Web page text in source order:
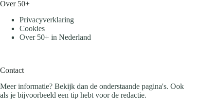
Over 50+
Privacyverklaring
Cookies
Over 50+ in Nederland
Contact
Meer informatie? Bekijk dan de onderstaande pagina's. Ook
als je bijvoorbeeld een tip hebt voor de redactie.